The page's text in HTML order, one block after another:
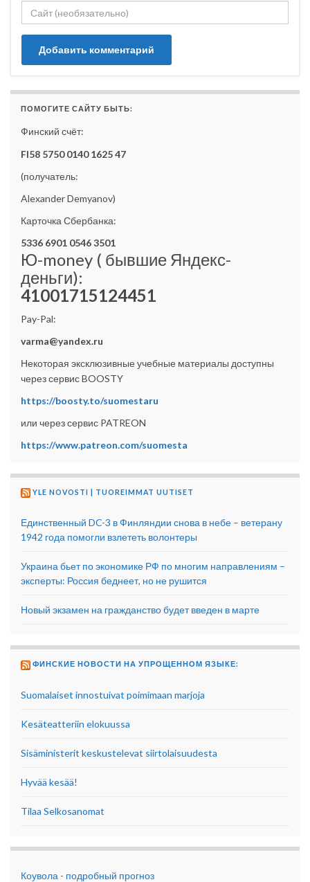
ПОМОГИТЕ САЙТУ БЫТЬ:
Финский счёт:
FI58 5750 0140 1625 47
(получатель:
Alexander Demyanov)
Карточка Сбербанка:
5336 6901 0546 3501
Ю-money ( бывшие Яндекс-
деньги):
41001715124451
Pay-Pal:
varma@yandex.ru
Некоторая эксклюзивные учебные материалы доступны
через сервис BOOSTY
https://boosty.to/suomestaru
или через сервис PATREON
https://www.patreon.com/suomesta
YLE NOVOSTI | TUOREIMMAT UUTISET
Единственный DC-3 в Финляндии снова в небе – ветерану
1942 года помогли взлететь волонтеры
Украина бьет по экономике РФ по многим направлениям –
эксперты: Россия беднеет, но не рушится
Новый экзамен на гражданство будет введен в марте
ФИНСКИЕ НОВОСТИ НА УПРОЩЕННОМ ЯЗЫКЕ:
Suomalaiset innostuivat poimimaan marjoja
Kesäteatteriin elokuussa
Sisäministerit keskustelevat siirtolaisuudesta
Hyvää kesää!
Tilaa Selkosanomat
Коувола - подробный прогноз